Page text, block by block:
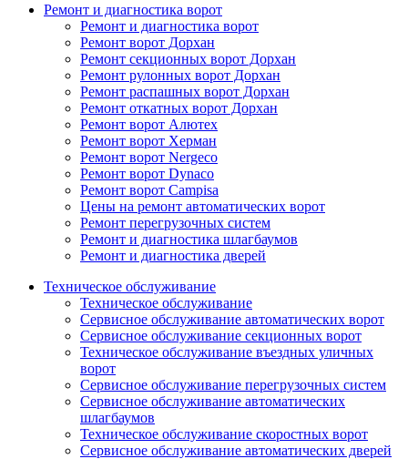
Ремонт и диагностика ворот
Ремонт и диагностика ворот
Ремонт ворот Дорхан
Ремонт секционных ворот Дорхан
Ремонт рулонных ворот Дорхан
Ремонт распашных ворот Дорхан
Ремонт откатных ворот Дорхан
Ремонт ворот Алютех
Ремонт ворот Херман
Ремонт ворот Nergeco
Ремонт ворот Dynaco
Ремонт ворот Campisa
Цены на ремонт автоматических ворот
Ремонт перегрузочных систем
Ремонт и диагностика шлагбаумов
Ремонт и диагностика дверей
Техническое обслуживание
Техническое обслуживание
Сервисное обслуживание автоматических ворот
Сервисное обслуживание секционных ворот
Техническое обслуживание въездных уличных
ворот
Сервисное обслуживание перегрузочных систем
Сервисное обслуживание автоматических
шлагбаумов
Техническое обслуживание скоростных ворот
Сервисное обслуживание автоматических дверей